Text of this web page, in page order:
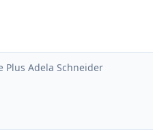
Plus Adela Schneider